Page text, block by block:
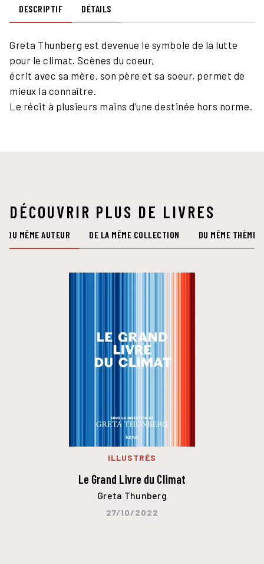
DESCRIPTIF DÉTAILS
Greta Thunberg est devenue le symbole de la lutte
pour le climat. Scènes du coeur,
écrit avec sa mère, son père et sa soeur, permet de
mieux la connaître.
Le récit à plusieurs mains d’une destinée hors norme.
DÉCOUVRIR PLUS DE LIVRES
DU MÊME AUTEUR DE LA MÊME COLLECTION DU MÊME THÈME
ILLUSTRÉS
Le Grand Livre du Climat
Greta Thunberg
27/10/2022